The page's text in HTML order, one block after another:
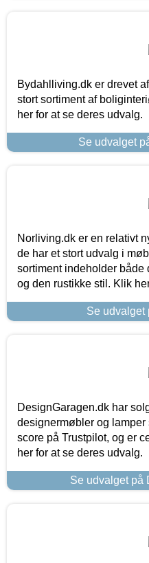
Bydahlliving.dk er drevet
stort sortiment af
her for at se deres udvalg.
Se udvalget
Norliving.dk er en relativt
de har et stort udvalg i
sortiment indeholder både
og den rustikke stil. Klik
Se udvalget
DesignGaragen.dk har
designermøbler og
score på Trustpilot, og er
her for at se deres udvalg.
Se udvalget på